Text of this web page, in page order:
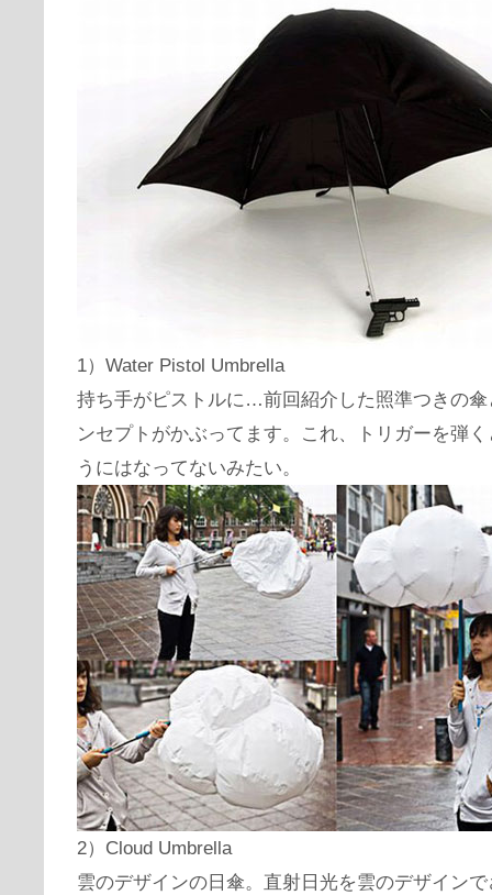
1）Water Pistol Umbrella
持ち手がピストルに…前回紹介した照準つきの傘
ンセプトがかぶってます。これ、トリガーを弾
うにはなってないみたい。
2）Cloud Umbrella
雲のデザインの日傘。直射日光を雲のデザイン